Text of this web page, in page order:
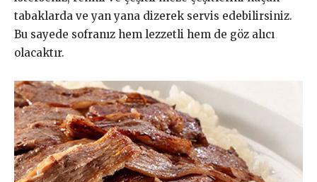
tabaklarda ve yan yana dizerek servis edebilirsiniz.
Bu sayede sofranız hem lezzetli hem de göz alıcı
olacaktır.